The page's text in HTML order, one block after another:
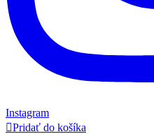
Instagram
Pridať do košíka